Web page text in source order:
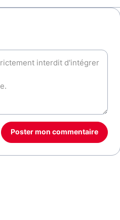
Poster mon commentaire